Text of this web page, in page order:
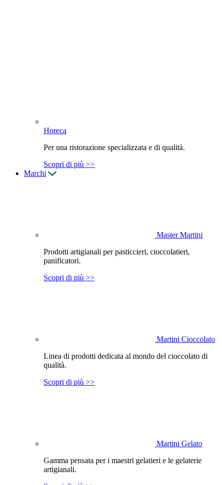
Horeca
Per una ristorazione specializzata e di qualità.
Scopri di più >>
Marchi
Master Martini
Prodotti artigianali per pasticcieri, cioccolatieri,
panificatori.
Scopri di più >>
Martini Cioccolato
Linea di prodotti dedicata al mondo del cioccolato di
qualità.
Scopri di più >>
Martini Gelato
Gamma pensata per i maestri gelatieri e le gelaterie
artigianali.